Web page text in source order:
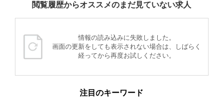
閲覧履歴からオススメのまだ見ていない求人
情報の読み込みに失敗しました。
画面の更新をしても表示されない場合は、しばらく
経ってから再度お試しください。
注目のキーワード